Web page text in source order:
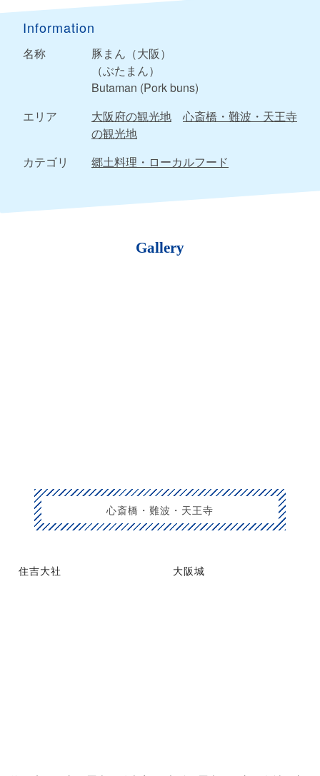
Information
名称
豚まん（大阪）
（ぶたまん）
Butaman (Pork buns)
エリア
大阪府の観光地
心斎橋・難波・天王寺
の観光地
カテゴリ
郷土料理・ローカルフード
Gallery
心斎橋・難波・天王寺
住吉大社 大阪城